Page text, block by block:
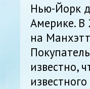
Нью-Йорк
Америке. В
на
известно,